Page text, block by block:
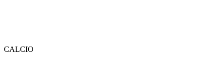
CALCIO